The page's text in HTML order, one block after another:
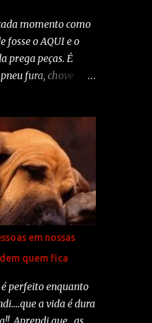
O otimismo. A
cumprido. A força
fé. As pessoas
A coisa mais bela
momento como
fosse o AQUI e o
prega peças. É
fura, chove
durante o dia
na ida para
bem. O ano que
Foi cheio de coisas
também cheio de
Normal. Às vezes se
Normal. A grana
decepcionou, o
O próximo ano
o século, o
é cheio de
tem sua
em nossas
quem fica
perfeito enquanto
a vida é dura